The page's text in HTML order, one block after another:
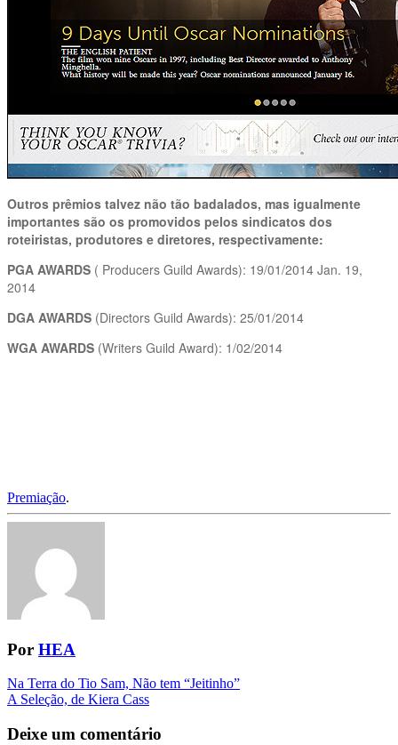
Outros prêmios talvez não tão badalados, mas igualmente
importantes são os promovidos pelos sindicatos dos
roteiristas, produtores e diretores, respectivamente:
PGA AWARDS ( Producers Guild Awards): 19/01/2014 Jan. 19,
2014
DGA AWARDS (Directors Guild Awards): 25/01/2014
WGA AWARDS (Writers Guild Award): 1/02/2014
Premiação.
Por HEA
Navegação
da
Postagem
Na Terra do Tio Sam, Não tem “Jeitinho”
A Seleção, de Kiera Cass
Deixe um comentário